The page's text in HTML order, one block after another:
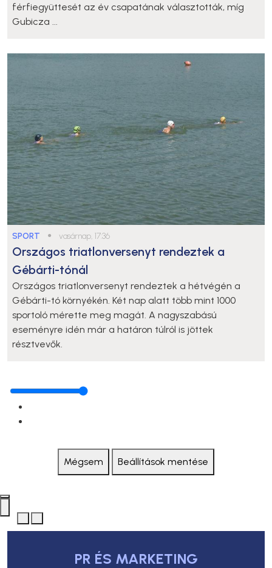
férfiegyüttesét az év csapatának választották, míg
Gubicza ...
SPORT ● vasárnap, 17:36
Országos triatlonversenyt rendeztek a
Gébárti-tónál
Országos triatlonversenyt rendeztek a hétvégén a
Gébárti-tó környékén. Két nap alatt több mint 1000
sportoló mérette meg magát. A nagyszabású
eseményre idén már a határon túlról is jöttek
résztvevők.
Mégsem Beállítások mentése
PR ÉS MARKETING